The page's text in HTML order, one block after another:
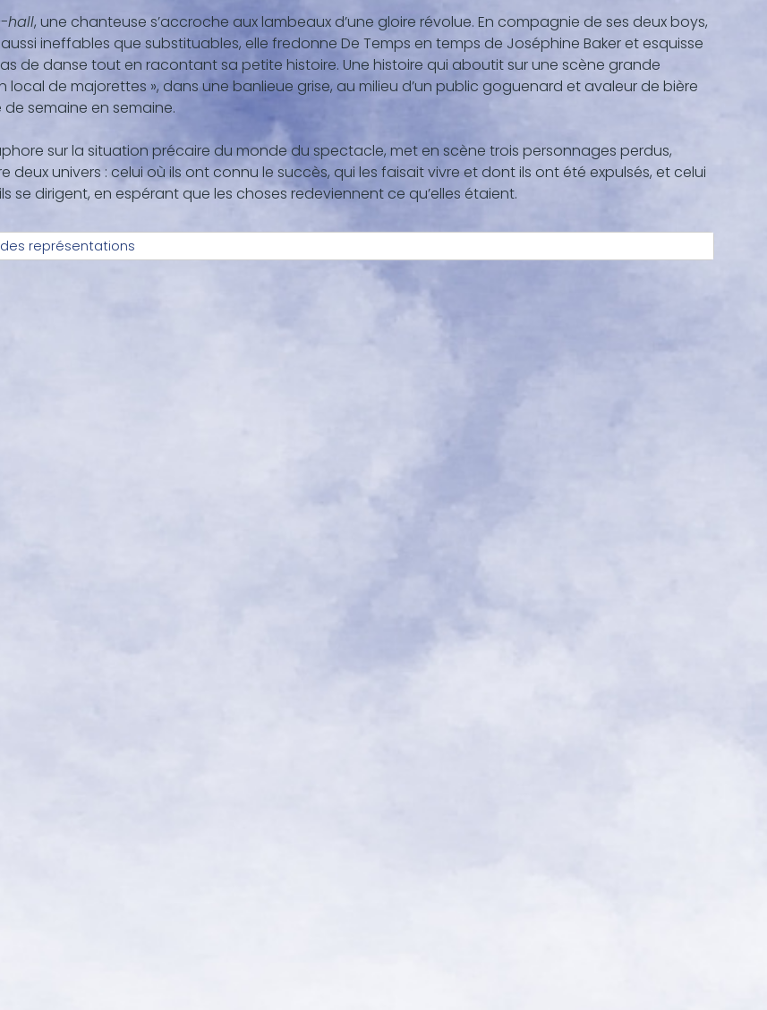
hall, une chanteuse s’accroche aux lambeaux d’une gloire révolue. En compagnie de ses deux boys,
ineffables que substituables, elle fredonne De Temps en temps de Joséphine Baker et esquisse
de danse tout en racontant sa petite histoire. Une histoire qui aboutit sur une scène grande
local de majorettes », dans une banlieue grise, au milieu d’un public goguenard et avaleur de bière
de semaine en semaine.
sur la situation précaire du monde du spectacle, met en scène trois personnages perdus,
deux univers : celui où ils ont connu le succès, qui les faisait vivre et dont ils ont été expulsés, et celui
se dirigent, en espérant que les choses redeviennent ce qu’elles étaient.
représentations